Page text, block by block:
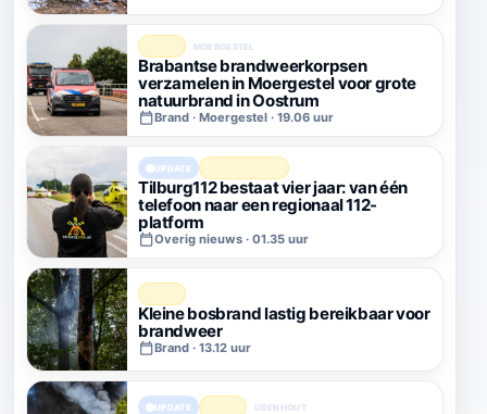
MOERGESTEL
Brabantse brandweerkorpsen
verzamelen in Moergestel voor grote
natuurbrand in Oostrum
Brand · Moergestel · 19.06 uur
UPDATE
Tilburg112 bestaat vier jaar: van één
telefoon naar een regionaal 112-
platform
Overig nieuws · 01.35 uur
Kleine bosbrand lastig bereikbaar voor
brandweer
Brand · 13.12 uur
UPDATE UDENHOUT